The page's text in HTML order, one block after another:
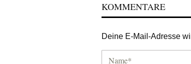
KOMMENTARE
Deine E-Mail-Adresse